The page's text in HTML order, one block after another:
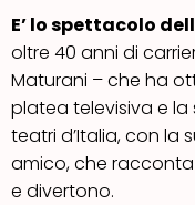
E’ lo spettacolo
oltre 40 anni di
Maturani – che ha
platea televisiva e la
teatri d’Italia, con la
amico, che
e divertono.